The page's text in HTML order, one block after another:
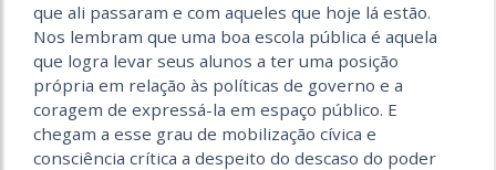
que ali passaram e com aqueles que hoje lá estão.
Nos lembram que uma boa escola pública é aquela
que logra levar seus alunos a ter uma posição
própria em relação às políticas de governo e a
coragem de expressá-la em espaço público. E
chegam a esse grau de mobilização cívica e
consciência crítica a despeito do descaso do poder